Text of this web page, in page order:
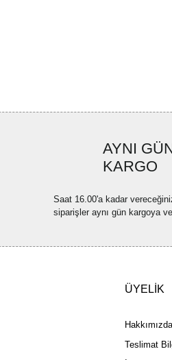
AYNI
KARGO
Saat 16.00'a kadar
siparişler aynı gün kargoya
ÜYELİK
Hakkımızda
Teslimat